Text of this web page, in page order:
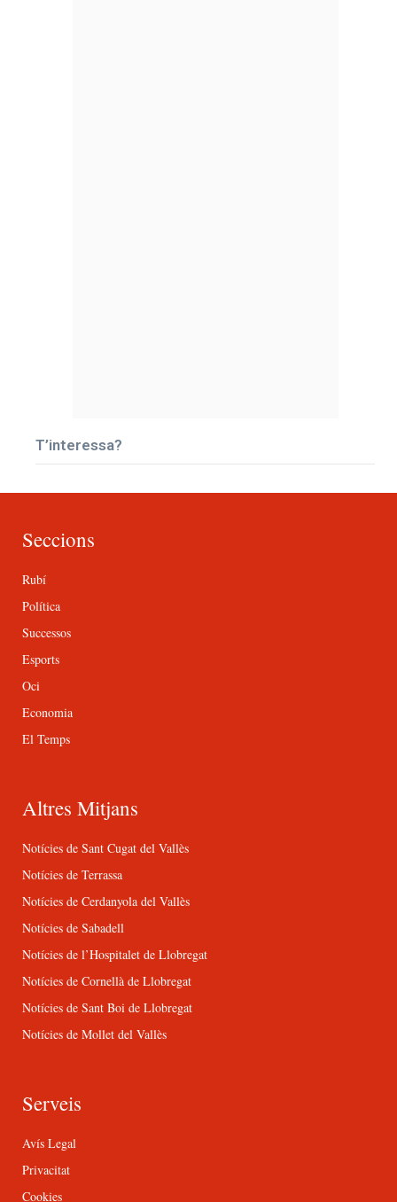
T’interessa?
Seccions
Rubí
Política
Successos
Esports
Oci
Economia
El Temps
Altres Mitjans
Notícies de Sant Cugat del Vallès
Notícies de Terrassa
Notícies de Cerdanyola del Vallès
Notícies de Sabadell
Notícies de l’Hospitalet de Llobregat
Notícies de Cornellà de Llobregat
Notícies de Sant Boi de Llobregat
Notícies de Mollet del Vallès
Serveis
Avís Legal
Privacitat
Cookies